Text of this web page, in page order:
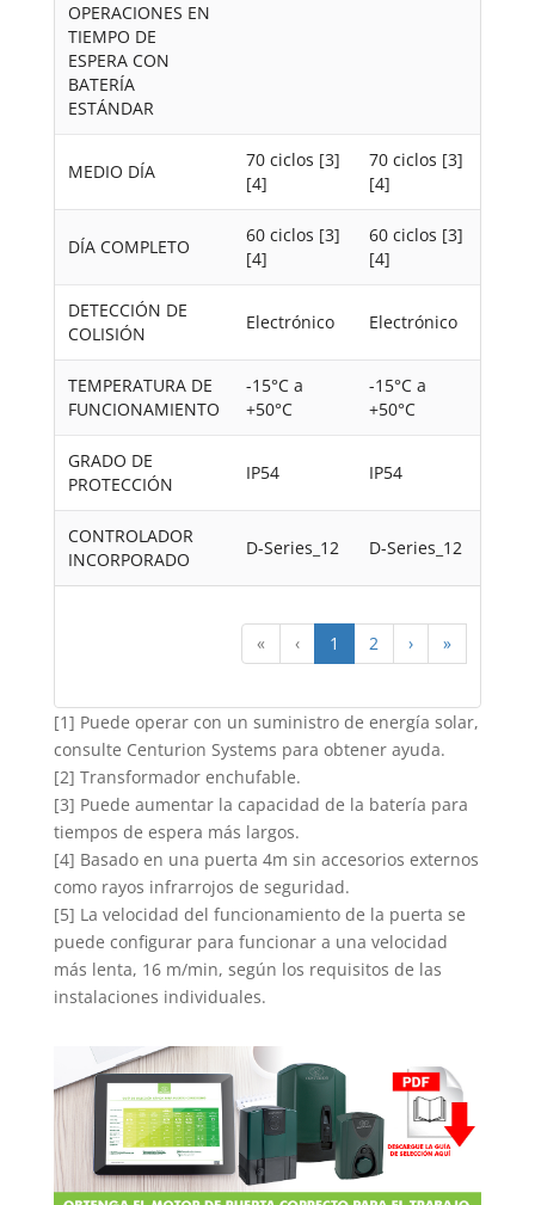
« ‹ 1 2 › »
OPERACIONES EN
TIEMPO DE
ESPERA CON
BATERÍA
ESTÁNDAR
MEDIO DÍA
70 ciclos [3]
[4]
70 ciclos [3]
[4]
DÍA COMPLETO
60 ciclos [3]
[4]
60 ciclos [3]
[4]
DETECCIÓN DE
COLISIÓN
Electrónico Electrónico
TEMPERATURA DE
FUNCIONAMIENTO
-15°C a
+50°C
-15°C a
+50°C
GRADO DE
PROTECCIÓN
IP54 IP54
CONTROLADOR
INCORPORADO
D-Series_12 D-Series_12
[1] Puede operar con un suministro de energía solar,
consulte Centurion Systems para obtener ayuda.
[2] Transformador enchufable.
[3] Puede aumentar la capacidad de la batería para
tiempos de espera más largos.
[4] Basado en una puerta 4m sin accesorios externos
como rayos infrarrojos de seguridad.
[5] La velocidad del funcionamiento de la puerta se
puede configurar para funcionar a una velocidad
más lenta, 16 m/min, según los requisitos de las
instalaciones individuales.